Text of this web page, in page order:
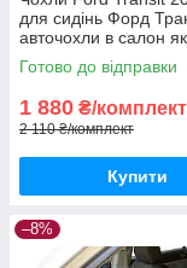
для сидінь Форд
авточохли в салон
Готово до відправки
1 880 ₴/комплект
2 110 ₴/комплект
Купити
–8%